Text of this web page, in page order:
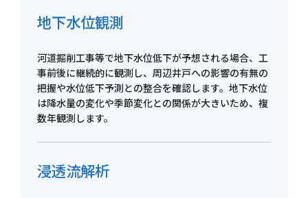
地下水位観測
河道掘削工事等で地下水位低下が予想される場合、工
事前後に継続的に観測し、周辺井戸への影響の有無の
把握や水位低下予測との整合を確認します。地下水位
は降水量の変化や季節変化との関係が大きいため、複
数年観測します。
浸透流解析